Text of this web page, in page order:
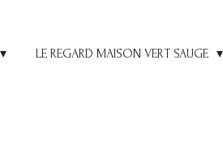
LE REGARD MAISON VERT SAUGE